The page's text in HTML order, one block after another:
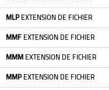
MLPEXTENSION DE FICHIER
MMF EXTENSION DE FICHIER
MMM EXTENSION DE FICHIER
MMPEXTENSION DE FICHIER